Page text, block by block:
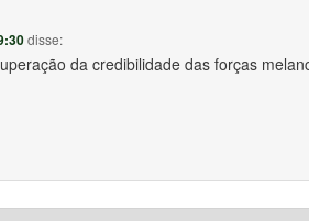
disse:
da credibilidade das forças